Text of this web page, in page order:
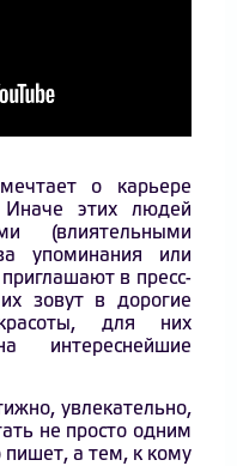
о карьере
Иначе этих людей
(влиятельными
упоминания или
в пресс-
зовут в дорогие
для них
интереснейшие
увлекательно,
не просто одним
пишет, а тем, к кому